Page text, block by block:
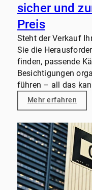
sicher und
Preis
Steht der Verkauf
Sie die
finden, passende
Besichtigungen
führen – all das
Unsicherheit
Sie den Verkauf
um alles – von der
zum reibungslosen
Mehr erfahren